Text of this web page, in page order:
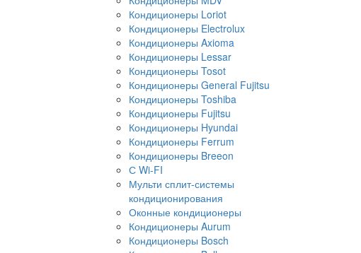
Кондиционеры Loriot
Кондиционеры Electrolux
Кондиционеры Axioma
Кондиционеры Lessar
Кондиционеры Tosot
Кондиционеры General Fujitsu
Кондиционеры Toshiba
Кондиционеры Fujitsu
Кондиционеры Hyundai
Кондиционеры Ferrum
Кондиционеры Breeon
С Wi-FI
Мульти сплит-системы
кондиционирования
Оконные кондиционеры
Кондиционеры Aurum
Кондиционеры Bosch